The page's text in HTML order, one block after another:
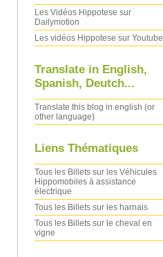
Les Vidéos Hippotese sur
Dailymotion
Les vidéos Hippotese sur Youtube
Translate in English,
Spanish, Deutch...
Translate this blog in english (or
other language)
Liens Thématiques
Tous les Billets sur les Véhicules
Hippomobiles à assistance
électrique
Tous les Billets sur les harnais
Tous les Billets sur le cheval en
vigne